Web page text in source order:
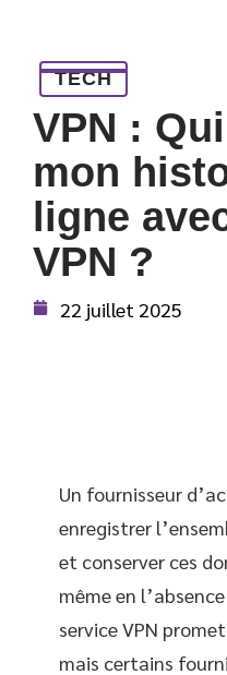
TECH
VPN :
mon
ligne
VPN ?
22 juillet 2025
Un fournisseur
enregistrer
et conserver ces
même en
service VPN
mais certains